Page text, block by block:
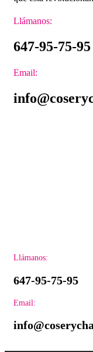
Llámanos:
647-95-75-95
Email:
Llámanos:
647-95-75-95
Email: